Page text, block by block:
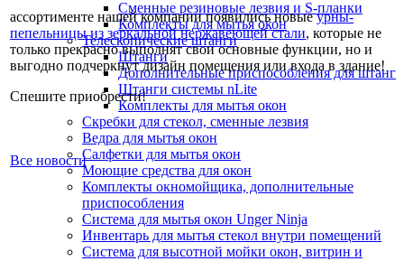
Сменные резиновые лезвия и S-планки
Комплекты для мытья окон
Телескопические штанги
Штанги
Дополнительные приспособления для штанг
Штанги системы nLite
Комплекты для мытья окон
Скребки для стекол, сменные лезвия
Ведра для мытья окон
Салфетки для мытья окон
Моющие средства для окон
Комплекты окномойщика, дополнительные
приспособления
Система для мытья окон Unger Ninja
Инвентарь для мытья стекол внутри помещений
Система для высотной мойки окон, витрин и
ассортименте нашей компании появились новыеурны-
пепельницы из зеркальной нержавеющей стали, которые не
только прекрасно выполнят свои основные функции, но и
выгодно подчеркнут дизайн помещения или входа в здание!
Спешите приобрести!
Все новости